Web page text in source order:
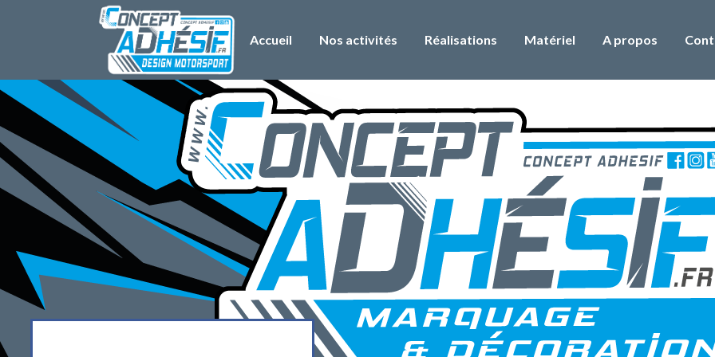
Accueil Nos activités Réalisations Matériel A propos